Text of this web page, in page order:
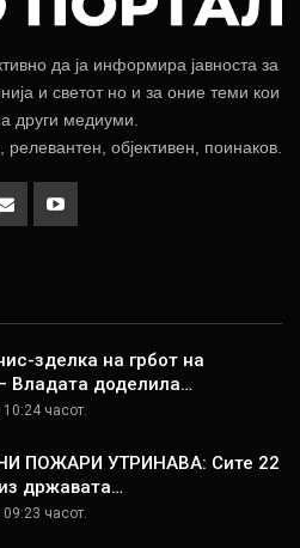
да ја информира јавноста за
и светот но и за оние теми кои
други медиуми.
објективен, поинаков.
зделка на грбот на
Владата доделила…
часот.
ПОЖАРИ УТРИНАВА: Сите 22
државата…
часот.